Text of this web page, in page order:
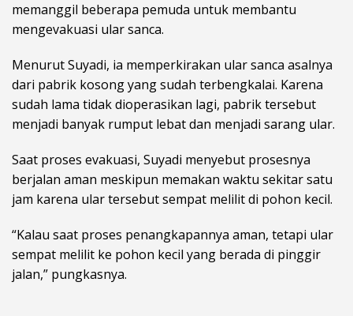
memanggil beberapa pemuda untuk membantu
mengevakuasi ular sanca.
Menurut Suyadi, ia memperkirakan ular sanca asalnya
dari pabrik kosong yang sudah terbengkalai. Karena
sudah lama tidak dioperasikan lagi, pabrik tersebut
menjadi banyak rumput lebat dan menjadi sarang ular.
Saat proses evakuasi, Suyadi menyebut prosesnya
berjalan aman meskipun memakan waktu sekitar satu
jam karena ular tersebut sempat melilit di pohon kecil.
“Kalau saat proses penangkapannya aman, tetapi ular
sempat melilit ke pohon kecil yang berada di pinggir
jalan,” pungkasnya.